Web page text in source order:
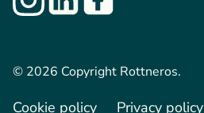
© 2026 Copyright Rottneros.
Cookie policy Privacy policy